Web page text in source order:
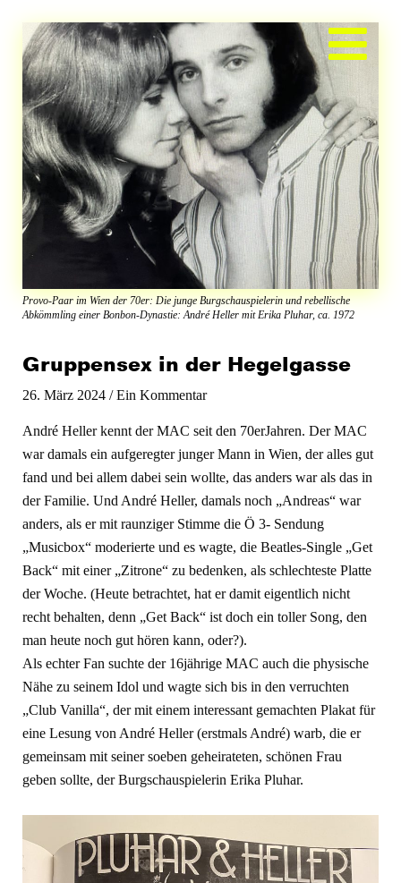
Inhalt
springen
Provo-Paar im Wien der 70er: Die junge Burgschauspielerin und rebellische
Abkömmling einer Bonbon-Dynastie: André Heller mit Erika Pluhar, ca. 1972
Gruppensex in der Hegelgasse
26. März 2024/Ein Kommentar
André Heller kennt der MAC seit den 70erJahren. Der MAC
war damals ein aufgeregter junger Mann in Wien, der alles gut
fand und bei allem dabei sein wollte, das anders war als das in
der Familie. Und André Heller, damals noch „Andreas“ war
anders, als er mit raunziger Stimme die Ö 3- Sendung
„Musicbox“ moderierte und es wagte, die Beatles-Single „Get
Back“ mit einer „Zitrone“ zu bedenken, als schlechteste Platte
der Woche. (Heute betrachtet, hat er damit eigentlich nicht
recht behalten, denn „Get Back“ ist doch ein toller Song, den
man heute noch gut hören kann, oder?).
Als echter Fan suchte der 16jährige MAC auch die physische
Nähe zu seinem Idol und wagte sich bis in den verruchten
„Club Vanilla“, der mit einem interessant gemachten Plakat für
eine Lesung von André Heller (erstmals André) warb, die er
gemeinsam mit seiner soeben geheirateten, schönen Frau
geben sollte, der Burgschauspielerin Erika Pluhar.